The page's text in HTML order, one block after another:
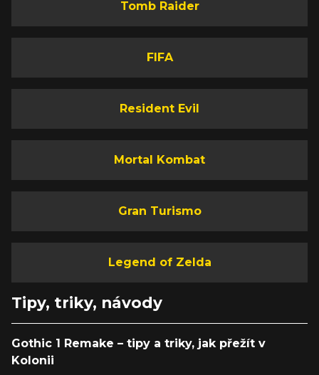
Tomb Raider
FIFA
Resident Evil
Mortal Kombat
Gran Turismo
Legend of Zelda
Tipy, triky, návody
Gothic 1 Remake – tipy a triky, jak přežít v
Kolonii